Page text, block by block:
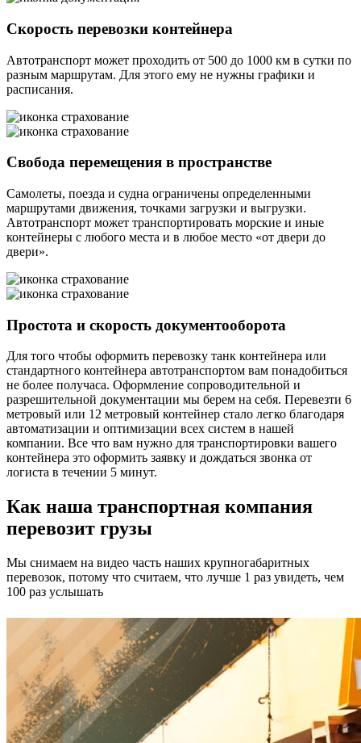
Скорость перевозки контейнера
Автотранспорт может проходить от 500 до 1000 км в сутки по
разным маршрутам. Для этого ему не нужны графики и
расписания.
Свобода перемещения в пространстве
Самолеты, поезда и судна ограничены определенными
маршрутами движения, точками загрузки и выгрузки.
Автотранспорт может транспортировать морские и иные
контейнеры с любого места и в любое место «от двери до
двери».
Простота и скорость документооборота
Для того чтобы оформить перевозку танк контейнера или
стандартного контейнера автотранспортом вам понадобиться
не более получаса. Оформление сопроводительной и
разрешительной документации мы берем на себя. Перевезти 6
метровый или 12 метровый контейнер стало легко благодаря
автоматизации и оптимизации всех систем в нашей
компании. Все что вам нужно для транспортировки вашего
контейнера это оформить заявку и дождаться звонка от
логиста в течении 5 минут.
Как наша транспортная компания
перевозит грузы
Мы снимаем на видео часть наших крупногабаритных
перевозок, потому что считаем, что лучше 1 раз увидеть, чем
100 раз услышать